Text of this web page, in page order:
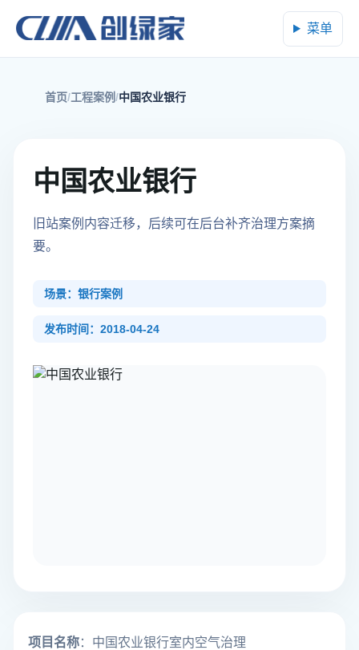
菜单
首页 工程案例 中国农业银行
中国农业银行
旧站案例内容迁移，后续可在后台补齐治理方案摘
要。
场景：银行案例
发布时间：2018-04-24
项目名称：中国农业银行室内空气治理